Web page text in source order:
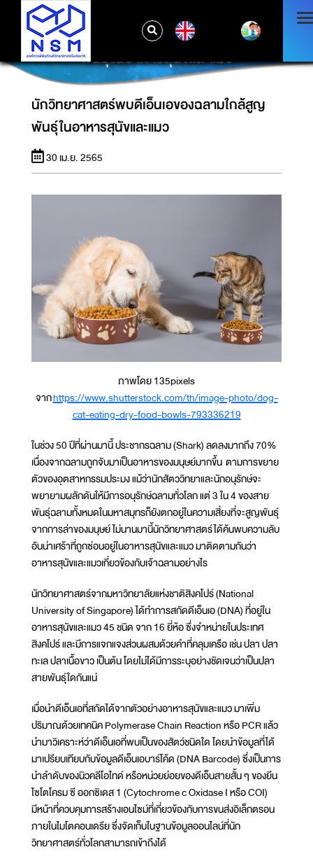
นักวิทยาศาสตร์พบดีเอ็นเอของฉลามใกล้สูญ
พันธุ์ในอาหารสุนัขและแมว
นักวิทยาศาสตร์พบดีเอ็นเอของฉลามใกล้สูญ
พันธุ์ในอาหารสุนัขและแมว
30 เม.ย. 2565
ภาพโดย 135pixels
จากhttps://www.shutterstock.com/th/image-photo/dog-
cat-eating-dry-food-bowls-793336219
ในช่วง 50 ปีที่ผ่านมานี้ ประชากรฉลาม (Shark) ลดลงมากถึง 70%
เนื่องจากฉลามถูกจับมาเป็นอาหารของมนุษย์มากขึ้น ตามการขยาย
ตัวของอุตสาหกรรมประมง แม้ว่านักสัตววิทยาและนักอนุรักษ์จะ
พยายามผลักดันให้มีการอนุรักษ์ฉลามทั่วโลก แต่ 3 ใน 4 ของสาย
พันธุ์ฉลามทั้งหมดในมหาสมุทรก็ยังตกอยู่ในความเสี่ยงที่จะสูญพันธุ์
จากการล่าของมนุษย์ ไม่นานมานี้นักวิทยาศาสตร์ได้ค้นพบความลับ
อันน่าเศร้าที่ถูกซ่อนอยู่ในอาหารสุนัขและแมว มาติดตามกันว่า
อาหารสุนัขและแมวเกี่ยวข้องกับเจ้าฉลามอย่างไร
นักวิทยาศาสตร์จากมหาวิทยาลัยแห่งชาติสิงคโปร์ (National
University of Singapore) ได้ทำการสกัดดีเอ็นเอ (DNA) ที่อยู่ใน
อาหารสุนัขและแมว 45 ชนิด จาก 16 ยี่ห้อ ซึ่งจำหน่ายในประเทศ
สิงคโปร์ และมีการแจกแจงส่วนผสมด้วยคำที่คลุมเครือ เช่น ปลา ปลา
ทะเล ปลาเนื้อขาว เป็นต้น โดยไม่ได้มีการระบุอย่างชัดเจนว่าเป็นปลา
สายพันธุ์ใดกันแน่
เมื่อนำดีเอ็นเอที่สกัดได้จากตัวอย่างอาหารสุนัขและแมว มาเพิ่ม
ปริมาณด้วยเทคนิค Polymerase Chain Reaction หรือ PCR แล้ว
นำมาวิเคราะห์ว่าดีเอ็นเอที่พบเป็นของสัตว์ชนิดใด โดยนำข้อมูลที่ได้
มาเปรียบเทียบกับข้อมูลดีเอ็นเอบาร์โค้ด (DNA Barcode) ซึ่งเป็นการ
นำลำดับของนิวคลีโอไทด์ หรือหน่วยย่อยของดีเอ็นสายสั้น ๆ ของยีน
ไซโตโครม ซี ออกซิเดส 1 (Cytochrome c Oxidase I หรือ COI)
มีหน้าที่ควบคุมการสร้างเอนไซม์ที่เกี่ยวข้องกับการขนส่งอิเล็กตรอน
ภายในไมโตคอนเดรีย ซึ่งจัดเก็บในฐานข้อมูลออนไลน์ที่นัก
วิทยาศาสตร์ทั่วโลกสามารถเข้าถึงได้